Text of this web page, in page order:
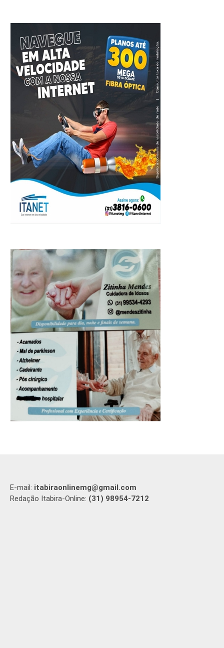
E-mail: itabiraonlinemg@gmail.com
Redação Itabira-Online: (31) 98954-7212